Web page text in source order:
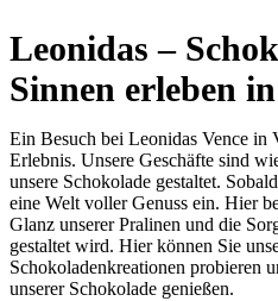
Leonidas –
Sinnen erleben
Ein Besuch bei Leonidas Vence in
Erlebnis. Unsere Geschäfte sind
unsere Schokolade gestaltet.
eine Welt voller Genuss ein. Hier
Glanz unserer Pralinen und die
gestaltet wird. Hier können Sie
Schokoladenkreationen probieren
unserer Schokolade genießen.